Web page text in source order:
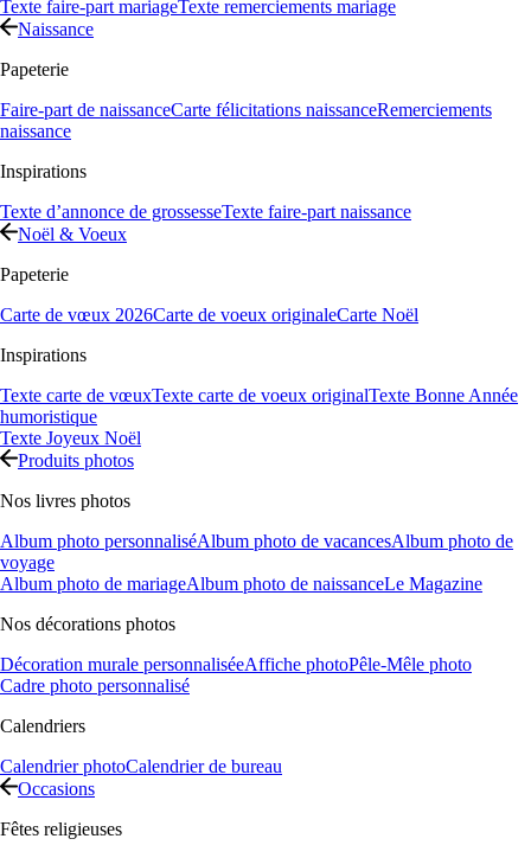
Texte faire-part mariageTexte remerciements mariage
Naissance
Papeterie
Faire-part de naissanceCarte félicitations naissanceRemerciements
naissance
Inspirations
Texte d’annonce de grossesseTexte faire-part naissance
Noël & Voeux
Papeterie
Carte de vœux 2026Carte de voeux originaleCarte Noël
Inspirations
Texte carte de vœuxTexte carte de voeux originalTexte Bonne Année
humoristique
Texte Joyeux Noël
Produits photos
Nos livres photos
Album photo personnaliséAlbum photo de vacancesAlbum photo de
voyage
Album photo de mariageAlbum photo de naissanceLe Magazine
Nos décorations photos
Décoration murale personnaliséeAffiche photoPêle-Mêle photo
Cadre photo personnalisé
Calendriers
Calendrier photoCalendrier de bureau
Occasions
Fêtes religieuses